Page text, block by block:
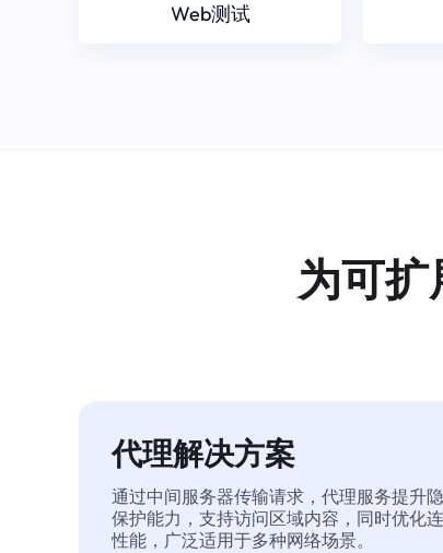
Web测试
为可
代理解决方案
通过中间服务器传输请求，代理服务提升
保护能力，支持访问区域内容，同时优化
性能，广泛适用于多种网络场景。